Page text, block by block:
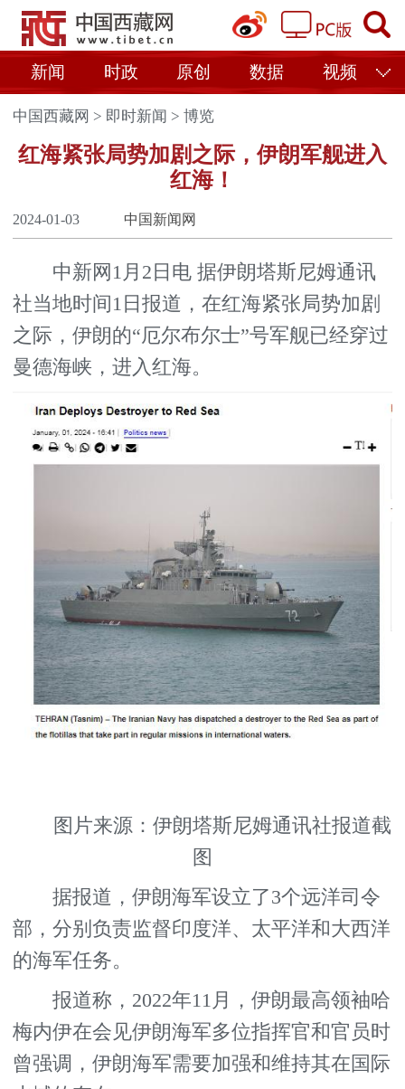
新闻 时政 原创 数据 视频
中国西藏网 > 即时新闻 >博览
红海紧张局势加剧之际，伊朗军舰进入
红海！
2024-01-03 中国新闻网
中新网1月2日电 据伊朗塔斯尼姆通讯
社当地时间1日报道，在红海紧张局势加剧
之际，伊朗的“厄尔布尔士”号军舰已经穿过
曼德海峡，进入红海。
图片来源：伊朗塔斯尼姆通讯社报道截
图
据报道，伊朗海军设立了3个远洋司令
部，分别负责监督印度洋、太平洋和大西洋
的海军任务。
报道称，2022年11月，伊朗最高领袖哈
梅内伊在会见伊朗海军多位指挥官和官员时
曾强调，伊朗海军需要加强和维持其在国际